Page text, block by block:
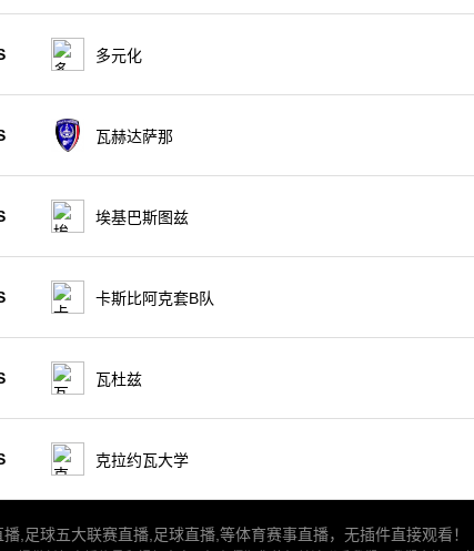
多元化
瓦赫达萨那
埃基巴斯图兹
卡斯比阿克套B队
瓦杜兹
克拉约瓦大学
,足球五大联赛直播,足球直播,等体育赛事直播，无插件直接观看！